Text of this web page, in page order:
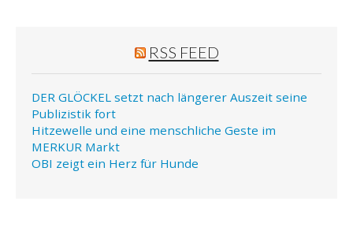
RSS FEED
DER GLÖCKEL setzt nach längerer Auszeit seine
Publizistik fort
Hitzewelle und eine menschliche Geste im
MERKUR Markt
OBI zeigt ein Herz für Hunde